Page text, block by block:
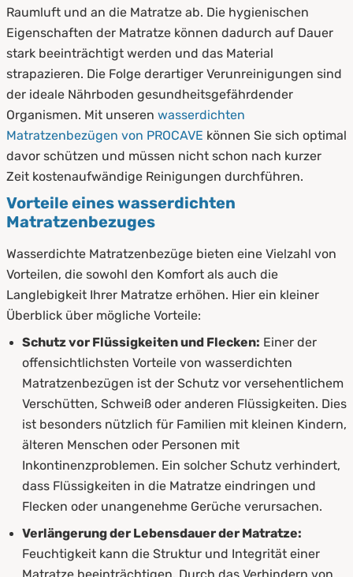
Raumluft und an die Matratze ab. Die hygienischen
Eigenschaften der Matratze können dadurch auf Dauer
stark beeinträchtigt werden und das Material
strapazieren. Die Folge derartiger Verunreinigungen sind
der ideale Nährboden gesundheitsgefährdender
Organismen. Mit unseren wasserdichten
Matratzenbezügen von PROCAVE können Sie sich optimal
davor schützen und müssen nicht schon nach kurzer
Zeit kostenaufwändige Reinigungen durchführen.
Vorteile eines wasserdichten
Matratzenbezuges
Wasserdichte Matratzenbezüge bieten eine Vielzahl von
Vorteilen, die sowohl den Komfort als auch die
Langlebigkeit Ihrer Matratze erhöhen. Hier ein kleiner
Überblick über mögliche Vorteile:
Schutz vor Flüssigkeiten und Flecken: Einer der
offensichtlichsten Vorteile von wasserdichten
Matratzenbezügen ist der Schutz vor versehentlichem
Verschütten, Schweiß oder anderen Flüssigkeiten. Dies
ist besonders nützlich für Familien mit kleinen Kindern,
älteren Menschen oder Personen mit
Inkontinenzproblemen. Ein solcher Schutz verhindert,
dass Flüssigkeiten in die Matratze eindringen und
Flecken oder unangenehme Gerüche verursachen.
Verlängerung der Lebensdauer der Matratze:
Feuchtigkeit kann die Struktur und Integrität einer